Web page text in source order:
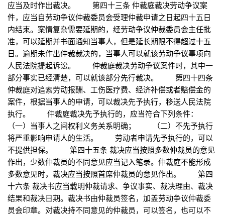
应当及时作出裁决。 第四十三条 仲裁庭裁决劳动争议案
件，应当自劳动争议仲裁委员会受理仲裁申请之日起四十五日
内结束。案情复杂需要延期的，经劳动争议仲裁委员会主任批
准，可以延期并书面通知当事人，但是延长期限不得超过十五
日。逾期未作出仲裁裁决的，当事人可以就该劳动争议事项向
人民法院提起诉讼。 仲裁庭裁决劳动争议案件时，其中一
部分事实已经清楚，可以就该部分先行裁决。 第四十四条
仲裁庭对追索劳动报酬、工伤医疗费、经济补偿或者赔偿金的
案件，根据当事人的申请，可以裁决先予执行，移送人民法院
执行。 仲裁庭裁决先予执行的，应当符合下列条件：
（一）当事人之间权利义务关系明确； （二）不先予执行
将严重影响申请人的生活。 劳动者申请先予执行的，可以
不提供担保。 第四十五条 裁决应当按照多数仲裁员的意见
作出，少数仲裁员的不同意见应当记入笔录。仲裁庭不能形成
多数意见时，裁决应当按照首席仲裁员的意见作出。 第四
十六条 裁决书应当载明仲裁请求、争议事实、裁决理由、裁决
结果和裁决日期。裁决书由仲裁员签名，加盖劳动争议仲裁委
员会印章。对裁决持不同意见的仲裁员，可以签名，也可以不